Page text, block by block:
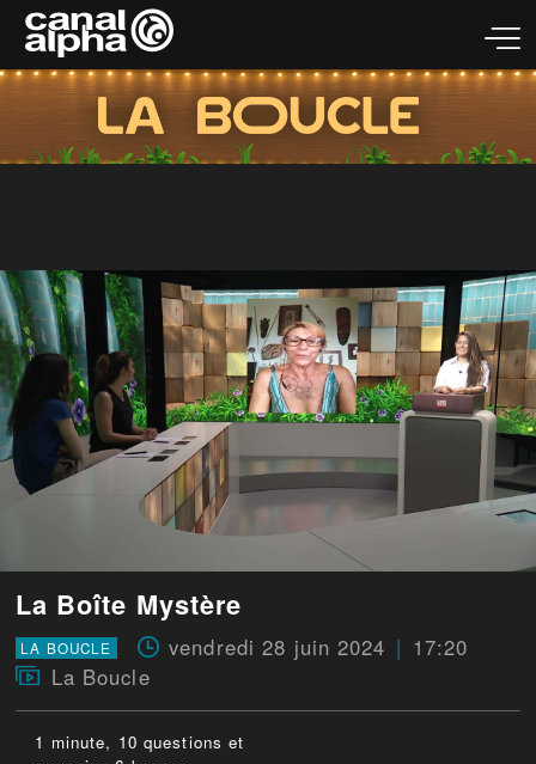
La Boîte Mystère
LA BOUCLE vendredi 28 juin 2024
17:20
La Boucle
1 minute, 10 questions et